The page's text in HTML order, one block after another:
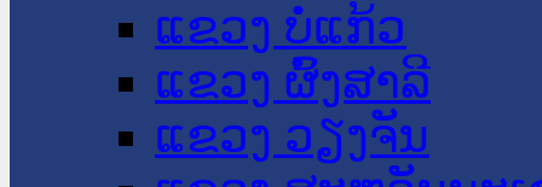
ແຂວງ ບໍ່ແກ້ວ
ແຂວງ ຜົ້ງສາລີ
ແຂວງ ວຽງຈັນ